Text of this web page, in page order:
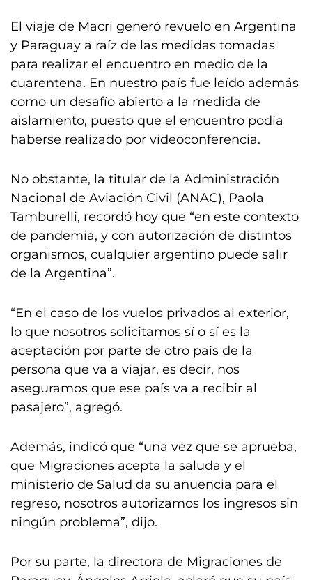
El viaje de Macri generó revuelo en Argentina
y Paraguay a raíz de las medidas tomadas
para realizar el encuentro en medio de la
cuarentena. En nuestro país fue leído además
como un desafío abierto a la medida de
aislamiento, puesto que el encuentro podía
haberse realizado por videoconferencia.
No obstante, la titular de la Administración
Nacional de Aviación Civil (ANAC), Paola
Tamburelli, recordó hoy que “en este contexto
de pandemia, y con autorización de distintos
organismos, cualquier argentino puede salir
de la Argentina”.
“En el caso de los vuelos privados al exterior,
lo que nosotros solicitamos sí o sí es la
aceptación por parte de otro país de la
persona que va a viajar, es decir, nos
aseguramos que ese país va a recibir al
pasajero”, agregó.
Además, indicó que “una vez que se aprueba,
que Migraciones acepta la saluda y el
ministerio de Salud da su anuencia para el
regreso, nosotros autorizamos los ingresos sin
ningún problema”, dijo.
Por su parte, la directora de Migraciones de